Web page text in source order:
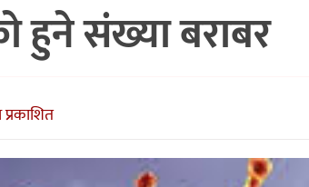
हुने संख्या बराबर